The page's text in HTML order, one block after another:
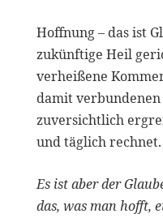
Hoffnung – das ist
zukünftige Heil
verheißene
damit
zuversichtlich
und täglich rechnet.
Es ist aber der
das, was man hofft,